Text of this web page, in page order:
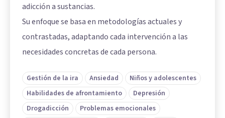
adicción a sustancias.
Su enfoque se basa en metodologías actuales y
contrastadas, adaptando cada intervención a las
necesidades concretas de cada persona.
Gestión de la ira Ansiedad
Niños y adolescentes
Habilidades de afrontamiento
Depresión
Drogadicción
Problemas emocionales